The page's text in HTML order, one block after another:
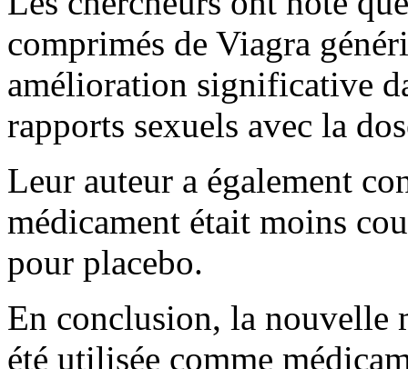
comprimés de Viagra
amélioration significative
rapports sexuels avec la
Leur auteur a également
médicament était moins
pour placebo.
En conclusion, la nouvelle
été utilisée comme